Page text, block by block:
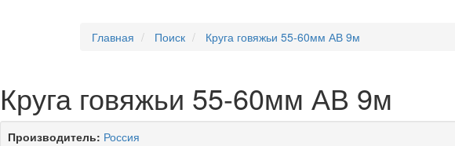
Главная Поиск Круга говяжьи 55-60мм АВ 9м
Круга говяжьи 55-60мм АВ 9м
Производитель: Россия